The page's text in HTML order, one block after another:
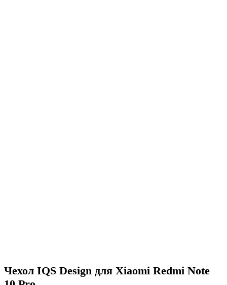
Чехол IQS Design для Xiaomi Redmi Note